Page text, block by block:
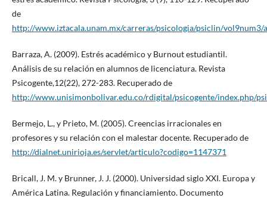
de
http://www.iztacala.unam.mx/carreras/psicologia/psiclin/
Barraza, A. (2009). Estrés académico y Burnout estudiantil.
Análisis de su relación en alumnos de licenciatura. Revista
Psicogente,12(22), 272-283. Recuperado de
http://www.unisimonbolivar.edu.co/rdigital/psicogente/index.php/
Bermejo, L., y Prieto, M. (2005). Creencias irracionales en
profesores y su relación con el malestar docente. Recuperado de
http://dialnet.unirioja.es/servlet/articulo?codigo=1147371
Bricall, J. M. y Brunner, J. J. (2000). Universidad siglo XXI. Europa y
América Latina. Regulación y financiamiento. Documento